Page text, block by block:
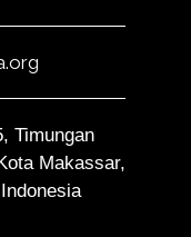
Timungan
Makassar,